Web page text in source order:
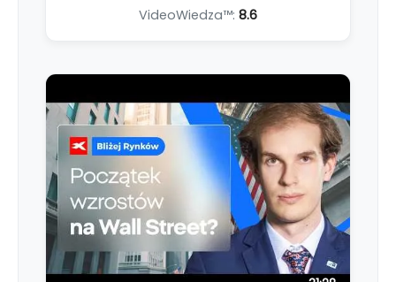
VideoWiedza™: 8.6